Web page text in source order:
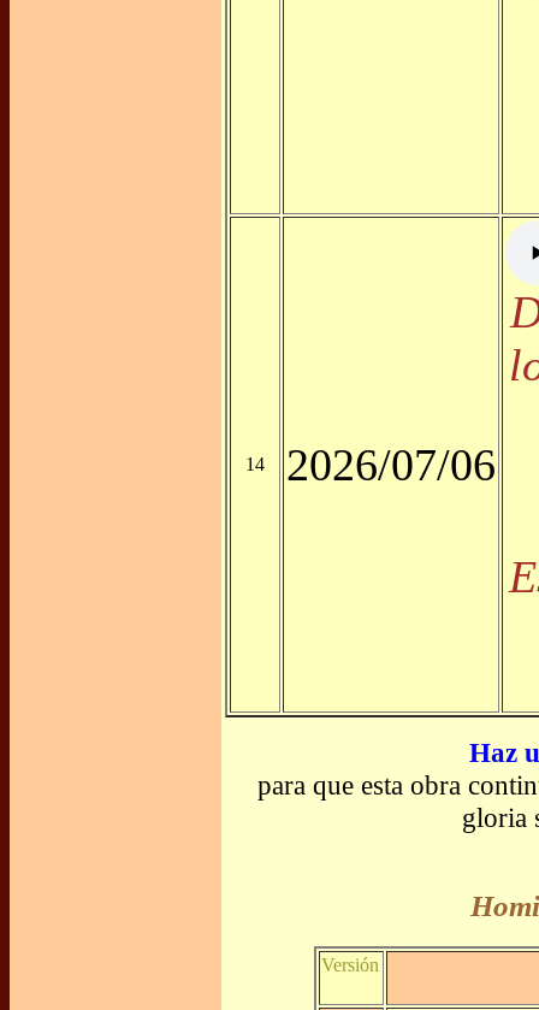
14 2026/07/06
Haz
para que esta obra
gloria
Versión